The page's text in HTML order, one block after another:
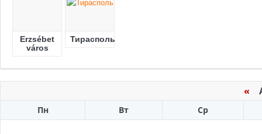
Erzsébet
város
Тирасполь
«
Пн Вт Ср